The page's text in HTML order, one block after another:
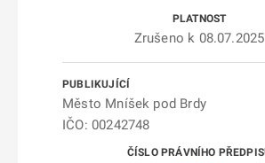
Zrušeno k 08.07.2025
Město Mníšek pod Brdy
IČO: 00242748